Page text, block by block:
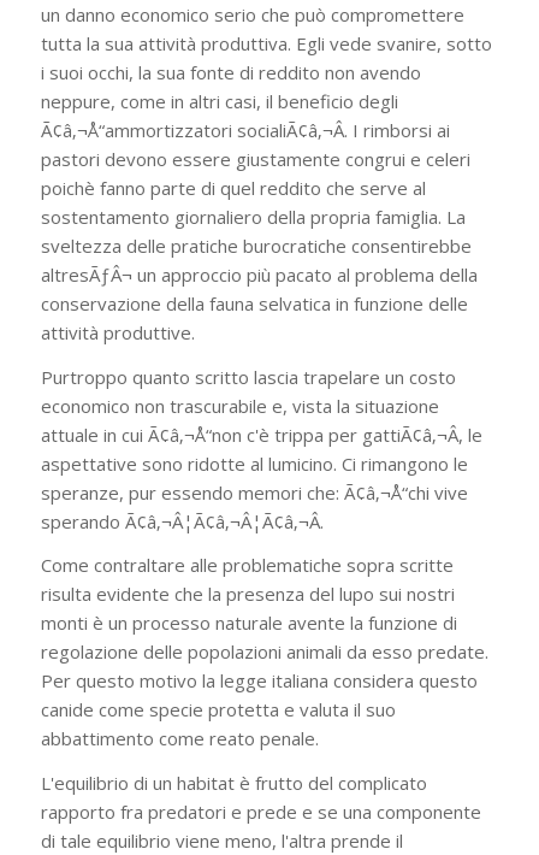
un danno economico serio che può compromettere
tutta la sua attività produttiva. Egli vede svanire, sotto
i suoi occhi, la sua fonte di reddito non avendo
neppure, come in altri casi, il beneficio degli
Ã¢â‚¬Å“ammortizzatori socialiÃ¢â‚¬Â. I rimborsi ai
pastori devono essere giustamente congrui e celeri
poichè fanno parte di quel reddito che serve al
sostentamento giornaliero della propria famiglia. La
sveltezza delle pratiche burocratiche consentirebbe
altresÃƒÂ¬ un approccio più pacato al problema della
conservazione della fauna selvatica in funzione delle
attività produttive.
Purtroppo quanto scritto lascia trapelare un costo
economico non trascurabile e, vista la situazione
attuale in cui Ã¢â‚¬Å“non c'è trippa per gattiÃ¢â‚¬Â, le
aspettative sono ridotte al lumicino. Ci rimangono le
speranze, pur essendo memori che: Ã¢â‚¬Å“chi vive
sperando Ã¢â‚¬Â¦Ã¢â‚¬Â¦Ã¢â‚¬Â.
Come contraltare alle problematiche sopra scritte
risulta evidente che la presenza del lupo sui nostri
monti è un processo naturale avente la funzione di
regolazione delle popolazioni animali da esso predate.
Per questo motivo la legge italiana considera questo
canide come specie protetta e valuta il suo
abbattimento come reato penale.
L'equilibrio di un habitat è frutto del complicato
rapporto fra predatori e prede e se una componente
di tale equilibrio viene meno, l'altra prende il